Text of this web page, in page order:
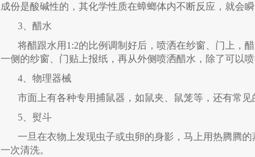
成份是酸碱性的，其化学性质在蟑螂体内不断反应，就会瞬
3、醋水
将醋跟水用1:2的比例调制好后，喷洒在纱窗、门上，
一侧的纱窗、门贴上报纸，再从外侧喷洒醋水，除了可以
4、物理器械
市面上有各种专用捕鼠器，如鼠夹、鼠笼等，还有常见
5、熨斗
一旦在衣物上发现虫子或虫卵的身影，马上用热腾腾
一次清洗。